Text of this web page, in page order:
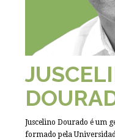
Juscelino Dourado é um
formado pela